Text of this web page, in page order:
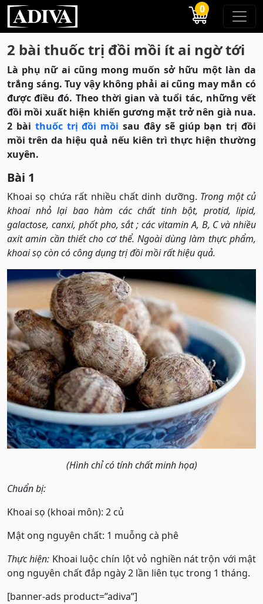
0
2 bài thuốc trị đồi mồi ít ai ngờ tới
Là phụ nữ ai cũng mong muốn sở hữu một làn da
trắng sáng. Tuy vậy không phải ai cũng may mắn có
được điều đó. Theo thời gian và tuổi tác, những vết
đồi mồi xuất hiện khiến gương mặt trở nên già nua.
2 bài thuốc trị đồi mồi sau đây sẽ giúp bạn trị đồi
mồi trên da hiệu quả nếu kiên trì thực hiện thường
xuyên.
Bài 1
Khoai sọ chứa rất nhiều chất dinh dưỡng. Trong một củ
khoai nhỏ lại bao hàm các chất tinh bột, protid, lipid,
galactose, canxi, phốt pho, sắt ; các vitamin A, B, C và nhiều
axit amin cần thiết cho cơ thể. Ngoài dùng làm thực phẩm,
khoai sọ còn có công dụng trị đồi mồi rất hiệu quả.
(Hình chỉ có tính chất minh họa)
Chuẩn bị:
Khoai sọ (khoai môn): 2 củ
Mật ong nguyên chất: 1 muỗng cà phê
Thực hiện: Khoai luộc chín lột vỏ nghiền nát trộn với mật
ong nguyên chất đắp ngày 2 lần liên tục trong 1 tháng.
[banner-ads product=”adiva”]